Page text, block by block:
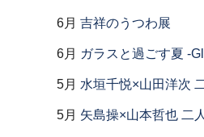
6月 吉祥のうつわ展
6月 ガラスと過ごす夏 -
5月 水垣千悦×山田洋次
5月 矢島操×山本哲也 二